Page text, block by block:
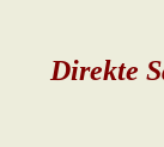
Direkte